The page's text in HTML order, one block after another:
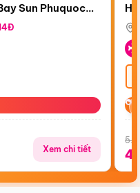
Sun Phuquoc
Xem chi tiết